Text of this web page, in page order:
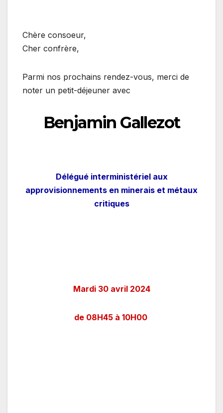
Chère consoeur,
Cher confrère,
Parmi nos prochains rendez-vous, merci de
noter un petit-déjeuner avec
Benjamin Gallezot
Délégué interministériel aux
approvisionnements en minerais et métaux
critiques
Mardi 30 avril 2024
de 08H45 à 10H00